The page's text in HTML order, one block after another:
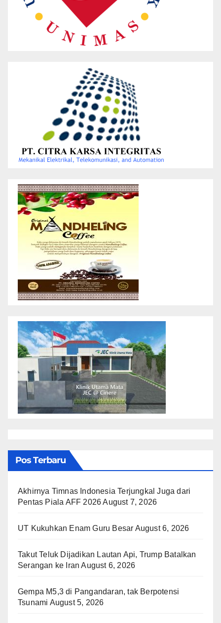
Pos Terbaru
Akhirnya Timnas Indonesia Terjungkal Juga dari
Pentas Piala AFF 2026 August 7, 2026
UT Kukuhkan Enam Guru Besar August 6, 2026
Takut Teluk Dijadikan Lautan Api, Trump Batalkan
Serangan ke Iran August 6, 2026
Gempa M5,3 di Pangandaran, tak Berpotensi
Tsunami August 5, 2026